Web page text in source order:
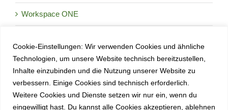
Cookie-Einstellungen: Wir verwenden Cookies und ähnliche
Technologien, um unsere Website technisch bereitzustellen,
Inhalte einzubinden und die Nutzung unserer Website zu
verbessern. Einige Cookies sind technisch erforderlich.
Weitere Cookies und Dienste setzen wir nur ein, wenn du
eingewilligt hast. Du kannst alle Cookies akzeptieren, ablehnen
Workspace ONE
Okt.
8 CEST
Enterprise Tech Day 2026
27 Oktober 27-Oktober 29
anyplace IT auf der it-sa 2026: